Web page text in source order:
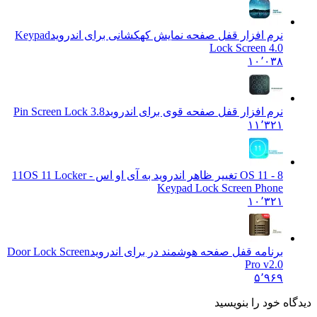
نرم افزار قفل صفحه نمایش کهکشانی برای اندروید Keypad
Lock Screen 4.0
۱۰٬۰۳۸
نرم افزار قفل صفحه قوی برای اندروید 3.8 Pin Screen Lock
۱۱٬۳۲۱
OS 11 - 8 تغییر ظاهر اندروید به آی او اس 11
OS 11 Locker -
Keypad Lock Screen Phone
۱۰٬۳۲۱
برنامه قفل صفحه هوشمند در برای اندروید Door Lock Screen
Pro v2.0
خود را بنویسید